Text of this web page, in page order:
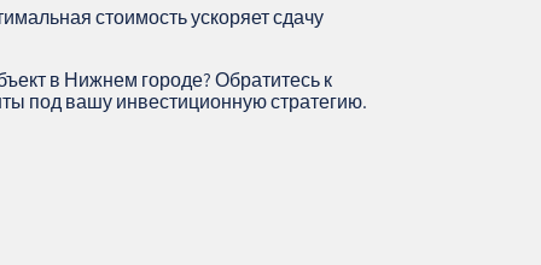
стоимость ускоряет сдачу
в Нижнем городе? Обратитесь к
под вашу инвестиционную стратегию.